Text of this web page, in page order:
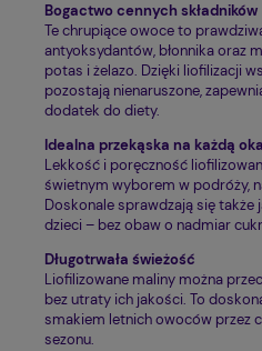
Bogactwo cennych składników
Te chrupiące owoce to
antyoksydantów, błonnika oraz
potas i żelazo. Dzięki liofilizacji
pozostają nienaruszone,
dodatek do diety.
Idealna przekąska na każdą
Lekkość i poręczność
świetnym wyborem w podróży,
Doskonale sprawdzają się
dzieci – bez obaw o nadmiar
Długotrwała świeżość
Liofilizowane maliny można
bez utraty ich jakości. To
smakiem letnich owoców przez
sezonu.